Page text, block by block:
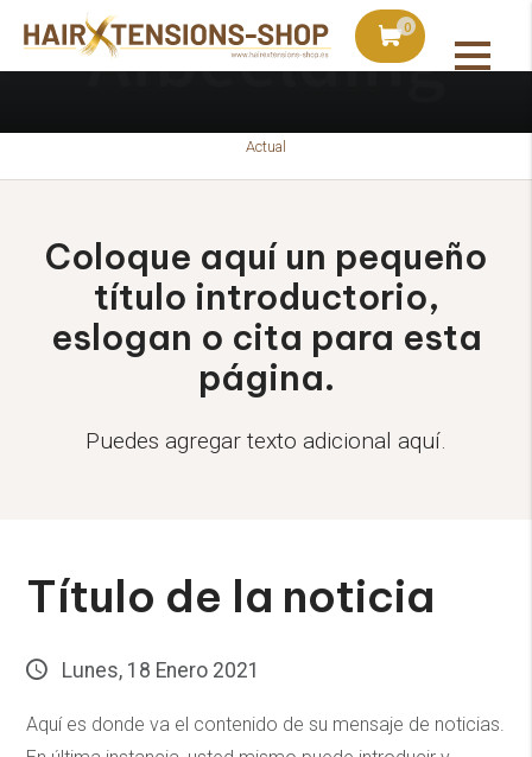
0
con pedidos superiores a 75€ Pedido hoy, enviado
Actual
Coloque aquí un pequeño
título introductorio,
eslogan o cita para esta
página.
Puedes agregar texto adicional aquí.
Título de la noticia
Lunes, 18 Enero 2021
Aquí es donde va el contenido de su mensaje de noticias.